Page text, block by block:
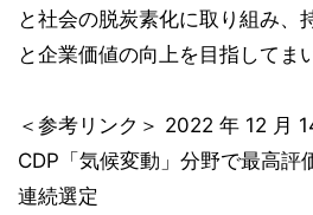
と社会の脱炭素化に取り組み、
と企業価値の向上を目指してま
＜参考リンク＞ 2022 年 12 月
CDP「気候変動」分野で最高評
連続選定